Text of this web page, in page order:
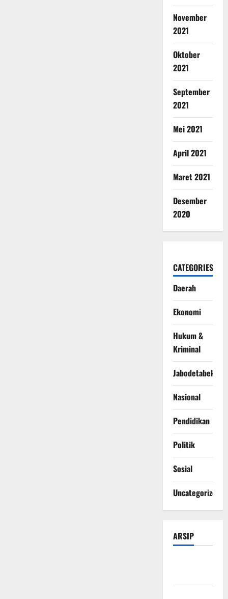
November
2021
Oktober
2021
September
2021
Mei 2021
April 2021
Maret 2021
Desember
2020
CATEGORIES
Daerah
Ekonomi
Hukum &
Kriminal
Jabodetabek
Nasional
Pendidikan
Politik
Sosial
Uncategorized
ARSIP